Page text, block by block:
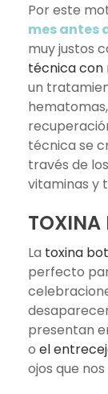
Por este
mes antes
muy justos
técnica con
un
técnica se
través de
vitaminas y
TOXINA
La toxina
perfecto
presentan
o el
ojos​ que